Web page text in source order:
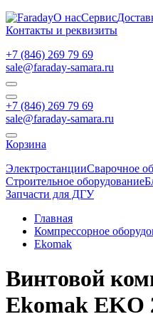
О насСервис
Контакты и реквизиты
+7 (846) 269 79 69
sale@faraday-samara.ru
+7 (846) 269 79 69
sale@faraday-samara.ru
Корзина
ЭлектростанцииСварочное
Строительное оборудование
Запчасти для ДГУ
Главная
Компрессорное
Ekomak
Винтовой
Ekomak EKO